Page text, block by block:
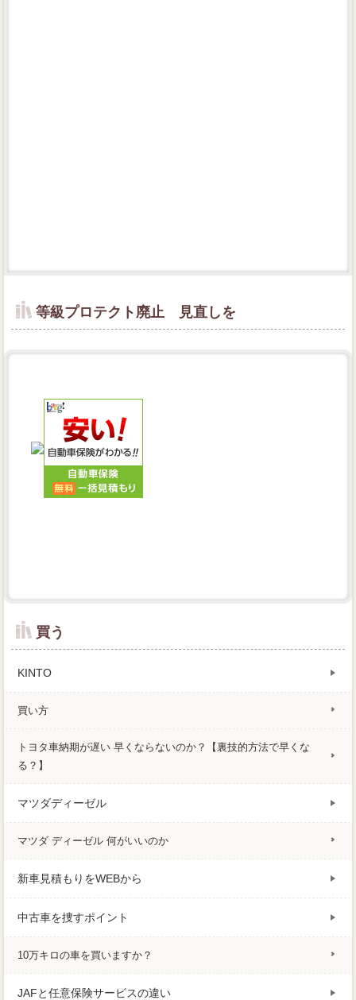
等級プロテクト廃止 見直しを
買う
KINTO
買い方
トヨタ車納期が遅い 早くならないのか？【裏技的方法で早くな
る？】
マツダディーゼル
マツダ ディーゼル 何がいいのか
新車見積もりをWEBから
中古車を捜すポイント
10万キロの車を買いますか？
JAFと任意保険サービスの違い